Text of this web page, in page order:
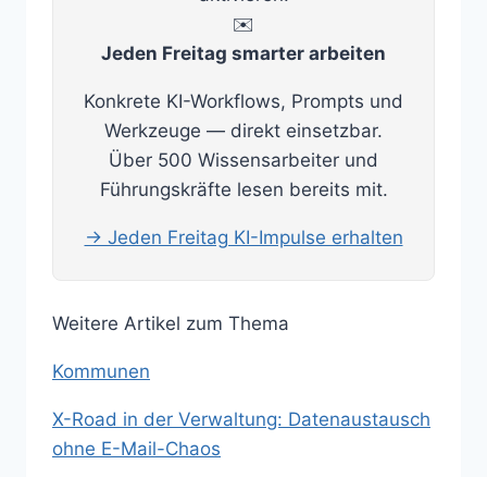
✉️
Jeden Freitag smarter arbeiten
Konkrete KI-Workflows, Prompts und
Werkzeuge — direkt einsetzbar.
Über 500 Wissensarbeiter und
Führungskräfte lesen bereits mit.
→ Jeden Freitag KI-Impulse erhalten
Weitere Artikel zum Thema
Kommunen
X-Road in der Verwaltung: Datenaustausch
ohne E-Mail-Chaos